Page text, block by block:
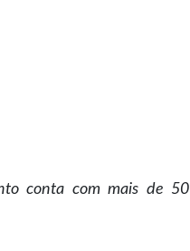
conta com mais de 50